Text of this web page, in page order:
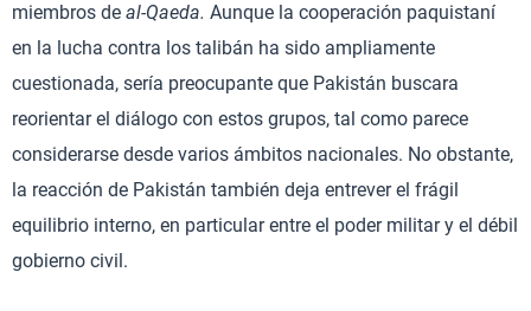
miembros de al-Qaeda. Aunque la cooperación paquistaní
en la lucha contra los talibán ha sido ampliamente
cuestionada, sería preocupante que Pakistán buscara
reorientar el diálogo con estos grupos, tal como parece
considerarse desde varios ámbitos nacionales. No obstante,
la reacción de Pakistán también deja entrever el frágil
equilibrio interno, en particular entre el poder militar y el débil
gobierno civil.